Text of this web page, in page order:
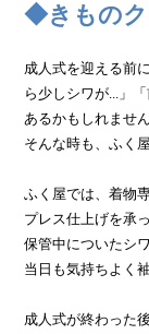
◆きものク
成人式を迎える前
ら少しシワが...」
あるかもしれません
そんな時も、ふく
ふく屋では、着物
プレス仕上げを承
保管中についたシ
当日も気持ちよく
成人式が終わった